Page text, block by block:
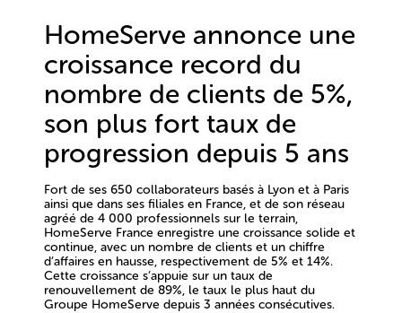
HomeServe annonce une
croissance record du
nombre de clients de 5%,
son plus fort taux de
progression depuis 5 ans
Fort de ses 650 collaborateurs basés à Lyon et à Paris
ainsi que dans ses filiales en France, et de son réseau
agréé de 4 000 professionnels sur le terrain,
HomeServe France enregistre une croissance solide et
continue, avec un nombre de clients et un chiffre
d’affaires en hausse, respectivement de 5% et 14%.
Cette croissance s’appuie sur un taux de
renouvellement de 89%, le taux le plus haut du
Groupe HomeServe depuis 3 années consécutives.